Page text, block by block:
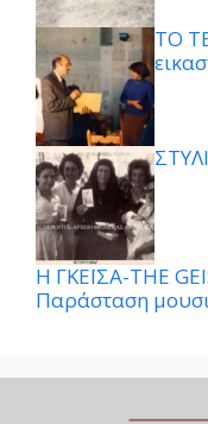
ΤΟ
Η ΓΚΕΪΣΑ-THE
Παράσταση